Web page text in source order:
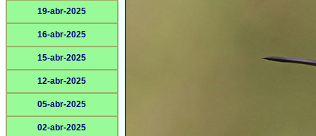
19-abr-2025
16-abr-2025
15-abr-2025
12-abr-2025
05-abr-2025
02-abr-2025